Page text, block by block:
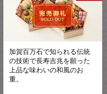
加賀百万石で知られる伝統
の技術で長寿吉兆を願った
上品な味わいの和風のお
重。